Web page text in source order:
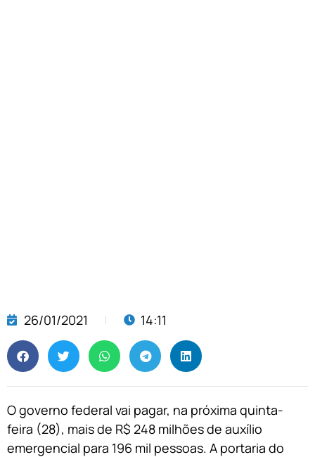
26/01/2021 14:11
O governo federal vai pagar, na próxima quinta-
feira (28), mais de R$ 248 milhões de auxílio
emergencial para 196 mil pessoas. A portaria do